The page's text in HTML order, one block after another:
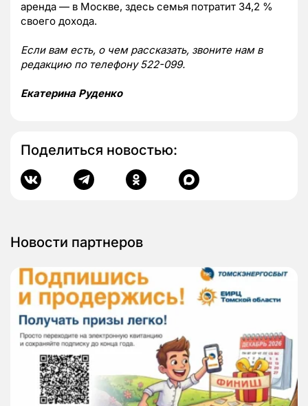
аренда — в Москве, здесь семья потратит 34,2 %
своего дохода.
Если вам есть, о чем рассказать, звоните нам в
редакцию по телефону 522-099.
Екатерина Руденко
Поделиться новостью:
Новости партнеров